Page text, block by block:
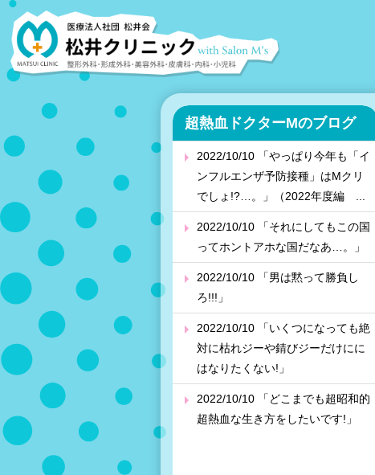
超熱血ドクターMのブログ
2022/10/10 「やっぱり今年も「イ
ンフルエンザ予防接種」はMクリ
でしょ!?…。」（2022年度編 ...
2022/10/10 「それにしてもこの国
ってホントアホな国だなあ…。」
2022/10/10 「男は黙って勝負し
ろ!!!」
2022/10/10 「いくつになっても絶
対に枯れジーや錆びジーだけにに
はなりたくない!」
2022/10/10 「どこまでも超昭和的
超熱血な生き方をしたいです!」